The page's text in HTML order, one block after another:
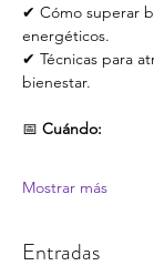
✔ Cómo superar
energéticos.
✔ Técnicas para
bienestar.
📅 Cuándo:
Mostrar más
Entradas